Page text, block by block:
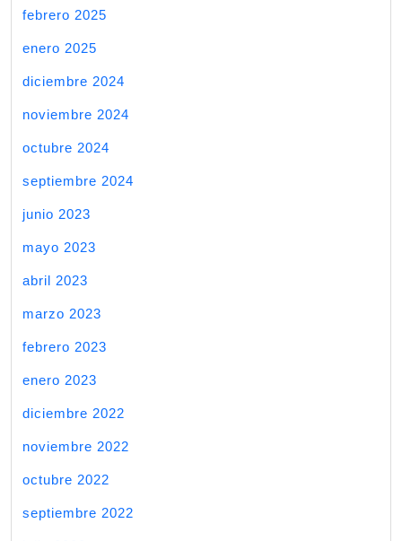
febrero 2025
enero 2025
diciembre 2024
noviembre 2024
octubre 2024
septiembre 2024
junio 2023
mayo 2023
abril 2023
marzo 2023
febrero 2023
enero 2023
diciembre 2022
noviembre 2022
octubre 2022
septiembre 2022